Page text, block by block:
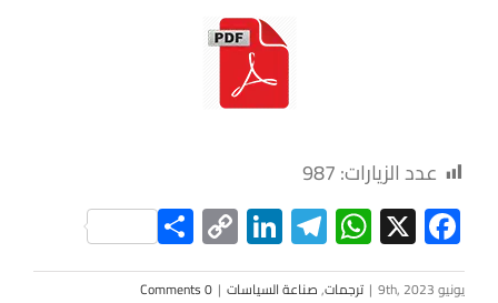
عدد الزيارات:987
Facebook
X
WhatsApp
Telegram
LinkedIn
Copy
Link
Share
يونيو 9th, 2023 | ترجمات,صناعة السياسات |
0 Comments